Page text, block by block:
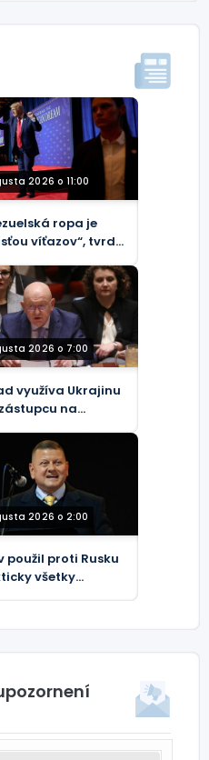
2026 o 11:00
ropa je
víťazov“, tvrdí
2026 o 7:00
využíva Ukrajinu
na
tvrdí ruský
pri OSN
2026 o 2:00
použil proti Rusku
všetky